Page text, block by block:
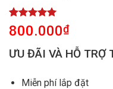
Rated
5.00
out of 5
1
customer
800.000₫
ƯU ĐÃI VÀ HỖ TRỢ
Miễn phí lắp đặt